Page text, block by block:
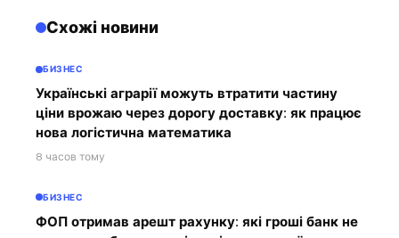
Схожі новини
БИЗНЕС
Українські аграрії можуть втратити частину
ціни врожаю через дорогу доставку: як працює
нова логістична математика
8 часов тому
БИЗНЕС
ФОП отримав арешт рахунку: які гроші банк не